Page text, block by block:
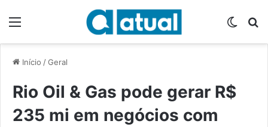
Início /Geral
Rio Oil & Gas pode gerar R$
235 mi em negócios com